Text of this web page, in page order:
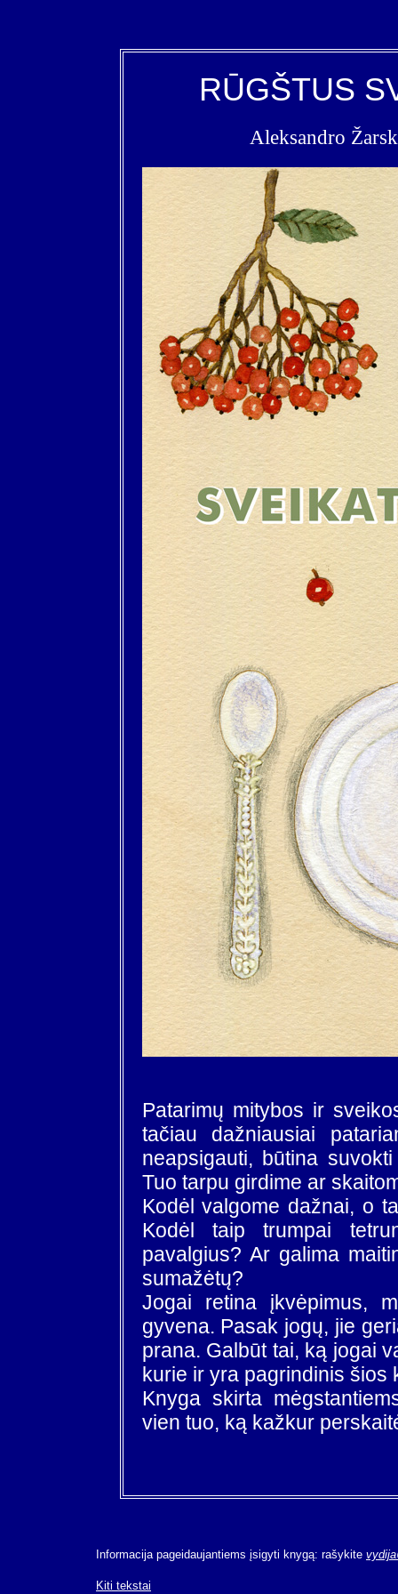
RŪGŠTUS
Aleksandro
Patarimų mitybos ir
tačiau dažniausiai
neapsigauti, būtina
Tuo tarpu girdime ar
Kodėl valgome dažnai, o
Kodėl taip trumpai
pavalgius? Ar galima
sumažėtų?
Jogai retina įkvėpimus,
gyvena. Pasak jogų, jie
prana. Galbūt tai, ką jogai
kurie ir yra pagrindinis šios
Knyga skirta
vien tuo, ką kažkur
Informacija pageidaujantiems įsigyti knygą: rašykite
Kiti tekstai